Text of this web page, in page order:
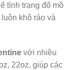
tình trạng đổ mồ
khô ráo và
với nhiều
22oz, giúp các